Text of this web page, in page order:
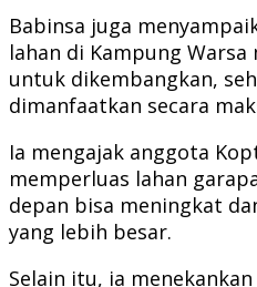
Babinsa juga
lahan di Kampung
untuk dikembangkan,
dimanfaatkan secara
Ia mengajak anggota
memperluas lahan
depan bisa meningkat
yang lebih besar.
Selain itu, ia